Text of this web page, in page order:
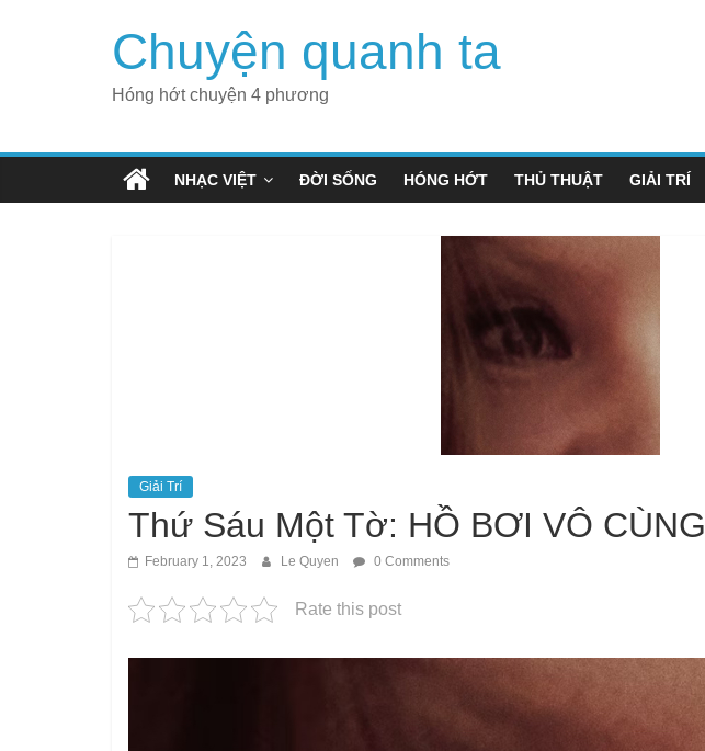
Chuyện quanh ta
Hóng hớt chuyện 4 phương
NHẠC VIỆT ĐỜI SỐNG HÓNG HỚT THỦ THUẬT GIẢI TRÍ
Giải Trí
Thứ Sáu Một Tờ: HỒ BƠI VÔ CÙNG
February 1, 2023 Le Quyen 0 Comments
Rate this post